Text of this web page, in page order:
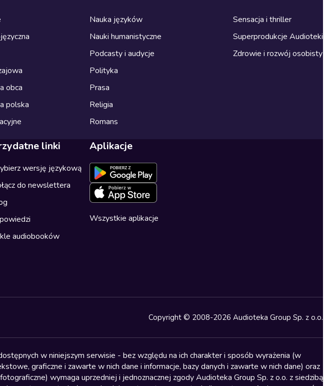
obca
polska
Nauka języków
Nauki humanistyczne
Podcasty i audycje
Polityka
Prasa
Religia
Romans
Sensacja i thriller
Superprodukcje Audioteki
Zdrowie i rozwój osobisty
linki
wersję językową
do newslettera
audiobooków
Aplikacje
Wszystkie aplikacje
Copyright © 2008-2026 Audioteka Group Sp. z o.o.
w niniejszym serwisie - bez względu na ich charakter i sposób wyrażenia (w
graficzne i zawarte w nich dane i informacje, bazy danych i zawarte w nich dane) oraz
wymaga uprzedniej i jednoznacznej zgody Audioteka Group Sp. z o.o. z siedzibą